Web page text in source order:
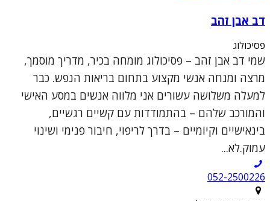
דב אבן זהב
פסיכולוג
שמי דב אבן זהב – פסיכולוג מומחה בכיר, מדריך מוסמך,
מרצה ומנחה אנשי מקצוע בתחום בריאות הנפש. כבר
למעלה משלושה עשורים אני מלווה אנשים במסע האישי
והמורכב שלהם – בהתמודדות עם קשיים רגשיים,
בינאישיים וקיומיים – בדרך לריפוי, חיבור פנימי ושינוי
עמוק.לא...
052-2500226